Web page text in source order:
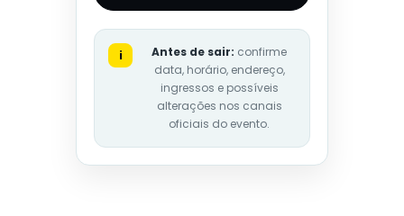
i Antes de sair: confirme
data, horário, endereço,
ingressos e possíveis
alterações nos canais
oficiais do evento.